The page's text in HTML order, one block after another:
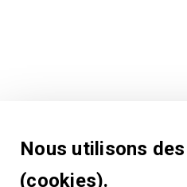
Nous utilisons
(cookies).